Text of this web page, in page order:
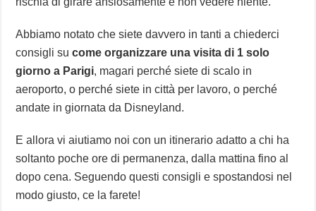
Abbiamo notato che siete davvero in tanti a chiederci
consigli sucome organizzare una visita di 1 solo
giorno a Parigi, magari perché siete di scalo in
aeroporto, o perché siete in città per lavoro, o perché
andate in giornata da Disneyland.
E allora vi aiutiamo noi con un itinerario adatto a chi ha
soltanto poche ore di permanenza, dalla mattina fino al
dopo cena. Seguendo questi consigli e spostandosi nel
modo giusto, ce la farete!